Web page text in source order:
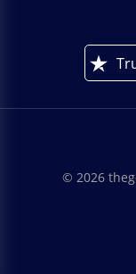
© 2026